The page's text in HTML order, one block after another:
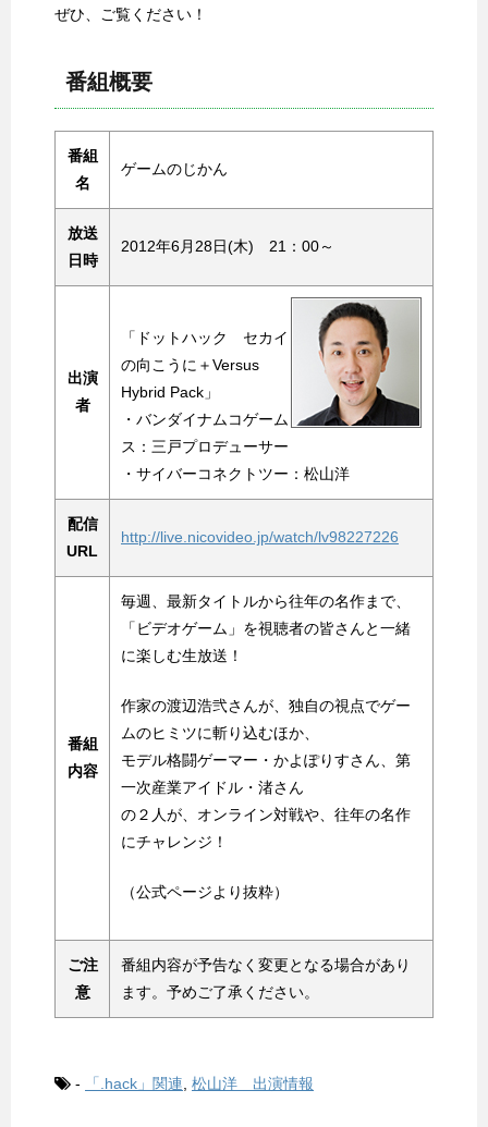
ぜひ、ご覧ください！
番組概要
番組
名
ゲームのじかん
放送
日時
2012年6月28日(木) 21：00～
出演
者
「ドットハック セカイ
の向こうに＋Versus
Hybrid Pack」
・バンダイナムコゲーム
ス：三戸プロデューサー
・サイバーコネクトツー：松山洋
配信
URL
http://live.nicovideo.jp/watch/lv98227226
番組
内容
毎週、最新タイトルから往年の名作まで、
「ビデオゲーム」を視聴者の皆さんと一緒
に楽しむ生放送！
作家の渡辺浩弐さんが、独自の視点でゲー
ムのヒミツに斬り込むほか、
モデル格闘ゲーマー・かよぽりすさん、第
一次産業アイドル・渚さん
の２人が、オンライン対戦や、往年の名作
にチャレンジ！
（公式ページより抜粋）
ご注
意
番組内容が予告なく変更となる場合があり
ます。予めご了承ください。
- 「.hack」関連 松山洋 出演情報